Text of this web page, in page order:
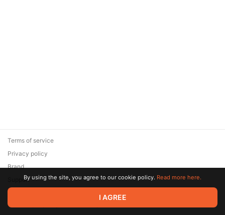
© 2026 Zaya Solutions Limited. All rights reserved. All trademarks
are the property of their respective owners.
Terms of service
Privacy policy
Brand
SupportBy using the site, you agree to our cookie policy. Read more here.
I AGREE